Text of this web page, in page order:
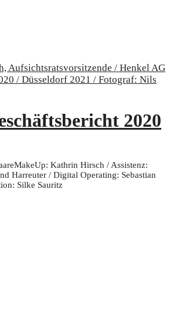
2020
Kathrin Hirsch / Assistenz:
Harreuter / Digital Operating: Sebastian
Silke Sauritz